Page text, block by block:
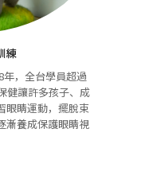
練
，全台學員超過
健讓許多孩子、成
眼睛運動，擺脫束
漸養成保護眼睛視